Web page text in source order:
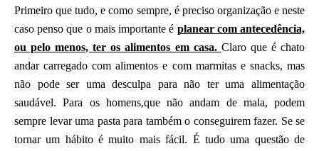
Primeiro que tudo, e como sempre, é preciso organização e neste
caso penso que o mais importante é planear com antecedência,
ou pelo menos, ter os alimentos em casa. Claro que é chato
andar carregado com alimentos e com marmitas e snacks, mas
não pode ser uma desculpa para não ter uma alimentação
saudável. Para os homens,que não andam de mala, podem
sempre levar uma pasta para também o conseguirem fazer. Se se
tornar um hábito é muito mais fácil. É tudo uma questão de